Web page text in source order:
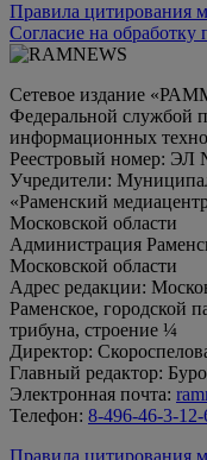
Правила цитирования
Согласие на
Сетевое издание
Федеральной службой
информационных
Реестровый номер: ЭЛ
Учредители:
«Раменский
Московской области
Администрация
Московской области
Адрес редакции:
Раменское, городской
трибуна, строение ¼
Директор:
Главный редактор:
Электронная почта:
Телефон: 8-496-46-3-12-